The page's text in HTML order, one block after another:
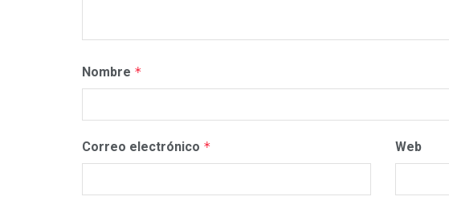
Nombre *
Correo electrónico * Web